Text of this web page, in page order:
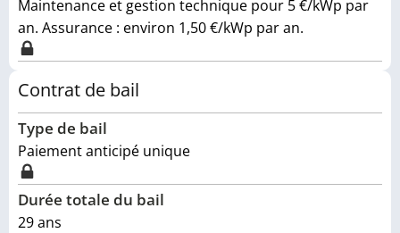
Maintenance et gestion technique pour 5 €/kWp par
an. Assurance : environ 1,50 €/kWp par an.
Contrat de bail
Type de bail
Paiement anticipé unique
Durée totale du bail
29ans